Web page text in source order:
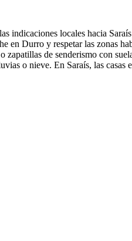
indicaciones locales hacia
en Durro y respetar las zonas
de senderismo con
o nieve. En Saraís, las casas